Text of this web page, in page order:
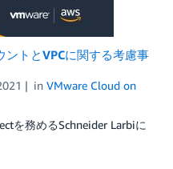
トとVPCに関する考慮事
in VMware Cloud on
を務めるSchneider Larbiに